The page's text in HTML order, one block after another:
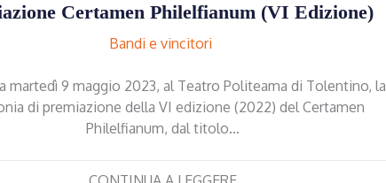
Certamen Philelfianum (VI Edizione)
Bandi e vincitori
martedì 9 maggio 2023, al Teatro Politeama di Tolentino, la
di premiazione della VI edizione (2022) del Certamen
Philelfianum, dal titolo…